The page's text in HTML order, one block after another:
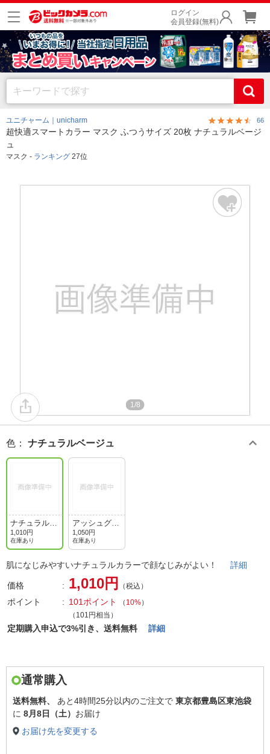
ログイン
会員登録(無料)
ユニチャーム｜unicharm 66
超快適スマートカラー マスク ふつうサイズ 20枚 ナチュラルベージ
ュ
マスク - ランキング 27位
1/8
色 ： ナチュラルベージュ
ナチュラルベ
ージュ
1,010円
在庫あり
アッシュグレ
ー
1,050円
在庫あり
肌になじみやすいナチュラルカラーで顔なじみがよい！ 詳細
価格 1,010円 （税込）
ポイント 101ポイント （ 10%）
（101円相当）
定期購入申込で3%引き、送料無料 詳細
通常購入
送料無料、 あと4時間25分以内のご注文で 東京都豊島区東池袋
に 8月8日（土） お届け
お届け先を変更する